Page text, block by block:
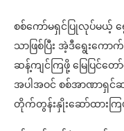
စစ်ကော်မရှင်ပြုလုပ်မ
သာဖြစ်ပြီး အဲ့ဒီရွေးကေ
ဆန့်ကျင်ကြဖို့ မြေပြင်
အပါအဝင် စစ်အာဏာရှင်
တိုက်တွန်းနှိုးဆော်ထားကြ